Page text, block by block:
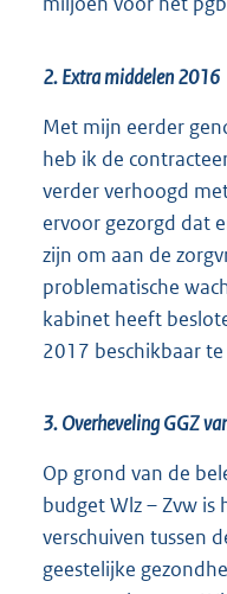
2. Extra middelen 2016
Met mijn eerder
heb ik de
verder verhoogd
ervoor gezorgd dat
zijn om aan de
problematische
kabinet heeft
2017 beschikbaar
3. Overheveling GGZ
Op grond van de
budget Wlz – Zvw
verschuiven tussen
geestelijke